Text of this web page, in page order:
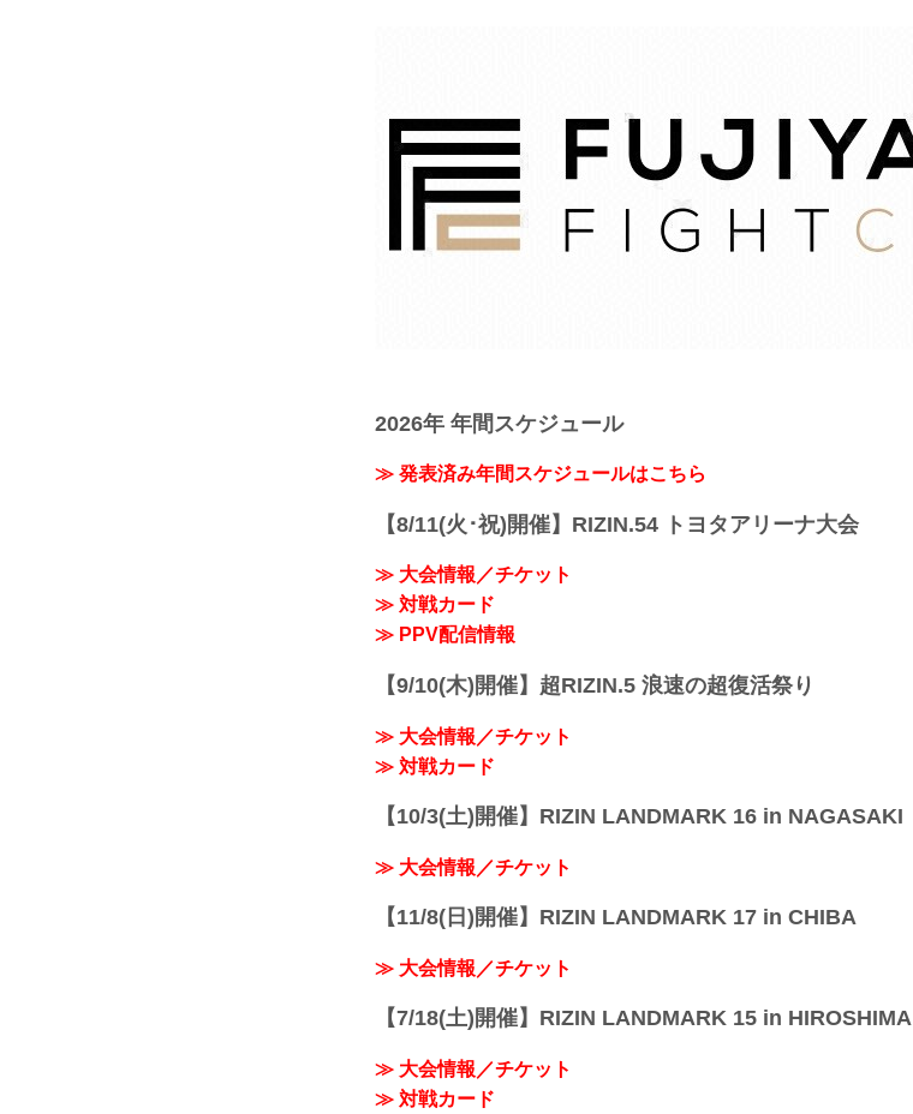
2026年 年間スケジュール
≫ 発表済み年間スケジュールはこちら
【8/11(火･祝)開催】RIZIN.54 トヨタアリーナ大会
≫ 大会情報／チケット
≫ 対戦カード
≫ PPV配信情報
【9/10(木)開催】超RIZIN.5 浪速の超復活祭り
≫ 大会情報／チケット
≫ 対戦カード
【10/3(土)開催】RIZIN LANDMARK 16 in NAGASAKI
≫ 大会情報／チケット
【11/8(日)開催】RIZIN LANDMARK 17 in CHIBA
≫ 大会情報／チケット
【7/18(土)開催】RIZIN LANDMARK 15 in HIROSHIMA
≫ 大会情報／チケット
≫ 対戦カード